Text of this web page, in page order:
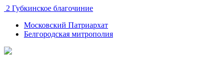
2 Губкинское благочиние
Московский Патриархат
Белгородская митрополия